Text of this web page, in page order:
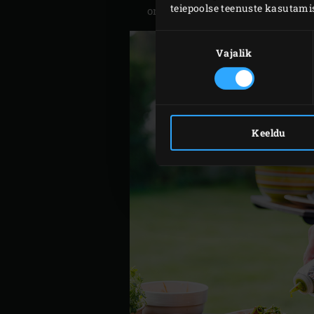
teiepoolse teenuste
Vajalik
Keeldu
ongi selle EGGiwow-efekt.“